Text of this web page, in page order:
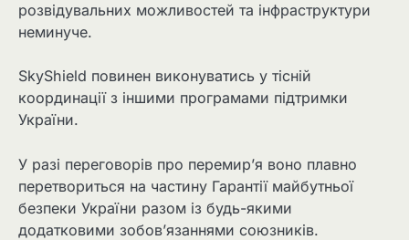
розвідувальних можливостей та інфраструктури
неминуче.
SkyShield повинен виконуватись у тісній
координації з іншими програмами підтримки
України.
У разі переговорів про перемир’я воно плавно
перетвориться на частину Гарантії майбутньої
безпеки України разом із будь-якими
додатковими зобов’язаннями союзників.